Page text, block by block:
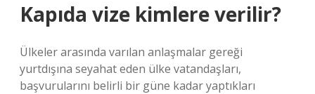
Kapıda vize kimlere verilir?
Ülkeler arasında varılan anlaşmalar gereği
yurtdışına seyahat eden ülke vatandaşları,
başvurularını belirli bir güne kadar yaptıkları